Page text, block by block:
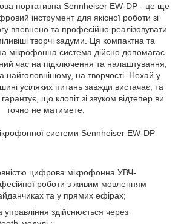
портативна Sennheiser EW-DP - це ще
інструмент для якісної роботи зі
впевнено та професійно реалізовувати
творчі задуми. Ця компактна та
мікрофонна система дійсно допомагає
час на підключення та налаштування,
найголовнішому, на творчості. Нехай у
усіляких питань завжди вистачає, та
що клопіт зі звуком відтепер ви
точно не матимете.
системи Sennheiser EW-DP
цифрова мікрофонна УВЧ-
роботи з живим мовленням
та у прямих ефірах;
управління здійснюється через